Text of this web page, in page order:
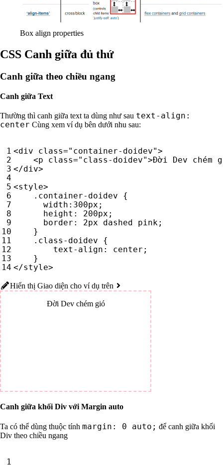
Box align properties
CSS Canh giữa đủ thứ
Canh giữa theo chiều ngang
Canh giữa Text
Thường thì canh giữa text ta dùng như sau text-align:
center Cùng xem ví dụ bên dưới nhu sau:
<div class="container-doidev">
<p class="class-doidev">Đời Dev chém
</div>
<style>
. container-doidev
{
width : 300px ;
height : 200px ;
border : 2px dashed pink;
}
. class-doidev
{
text-align : center ;
}
</style>
Hiển thị Giao diện cho ví dụ trên
Đời Dev chém gió
Canh giữa khối Div với Margin auto
Ta có thể dùng thuộc tính margin: 0 auto; để canh giữa khối
Div theo chiều ngang